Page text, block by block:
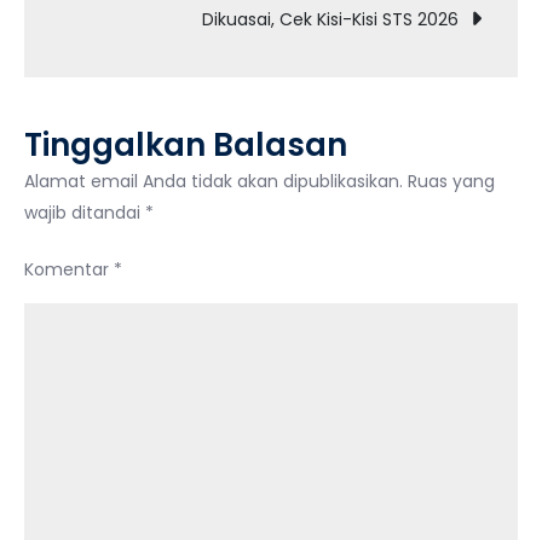
Ujian
Sekolah
Dikuasai, Cek Kisi-Kisi STS 2026
Tinggalkan Balasan
Alamat email Anda tidak akan dipublikasikan. Ruas yang
wajib ditandai *
Komentar *